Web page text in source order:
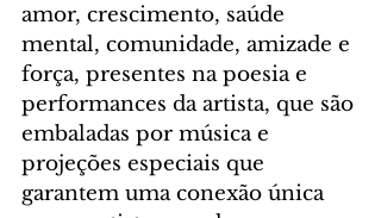
amor, crescimento, saúde
mental, comunidade, amizade e
força, presentes na poesia e
performances da artista, que são
embaladas por música e
projeções especiais que
garantem uma conexão única